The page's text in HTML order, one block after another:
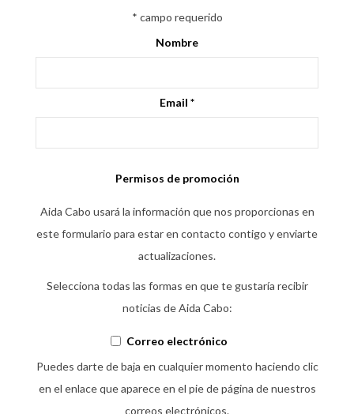
* campo requerido
Nombre
Email *
Permisos de promoción
Aida Cabo usará la información que nos proporcionas en
este formulario para estar en contacto contigo y enviarte
actualizaciones.
Selecciona todas las formas en que te gustaría recibir
noticias de Aida Cabo:
Correo electrónico
Puedes darte de baja en cualquier momento haciendo clic
en el enlace que aparece en el pie de página de nuestros
correos electrónicos.